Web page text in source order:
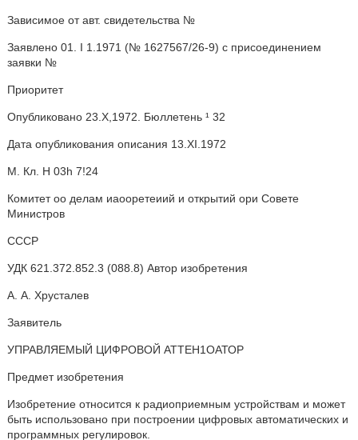
Зависимое от авт. свидетельства №
Заявлено 01. I 1.1971 (№ 1627567/26-9) с присоединением
заявки №
Приоритет
Опубликовано 23.Х,1972. Бюллетень ¹ 32
Дата опубликования описания 13.XI.1972
М. Кл. Н 03h 7!24
Комитет оо делам иаооретеиий и открытий ори Совете
Министров
СССР
УДК 621.372.852.3 (088.8) Автор изобретения
А. А. Хрусталев
Заявитель
УПРАВЛЯЕМЫЙ ЦИФРОВОЙ АТТЕН1ОАТОР
Предмет изобретения
Изобретение относится к радиоприемным устройствам и может
быть использовано при построении цифровых автоматических и
программных регулировок.